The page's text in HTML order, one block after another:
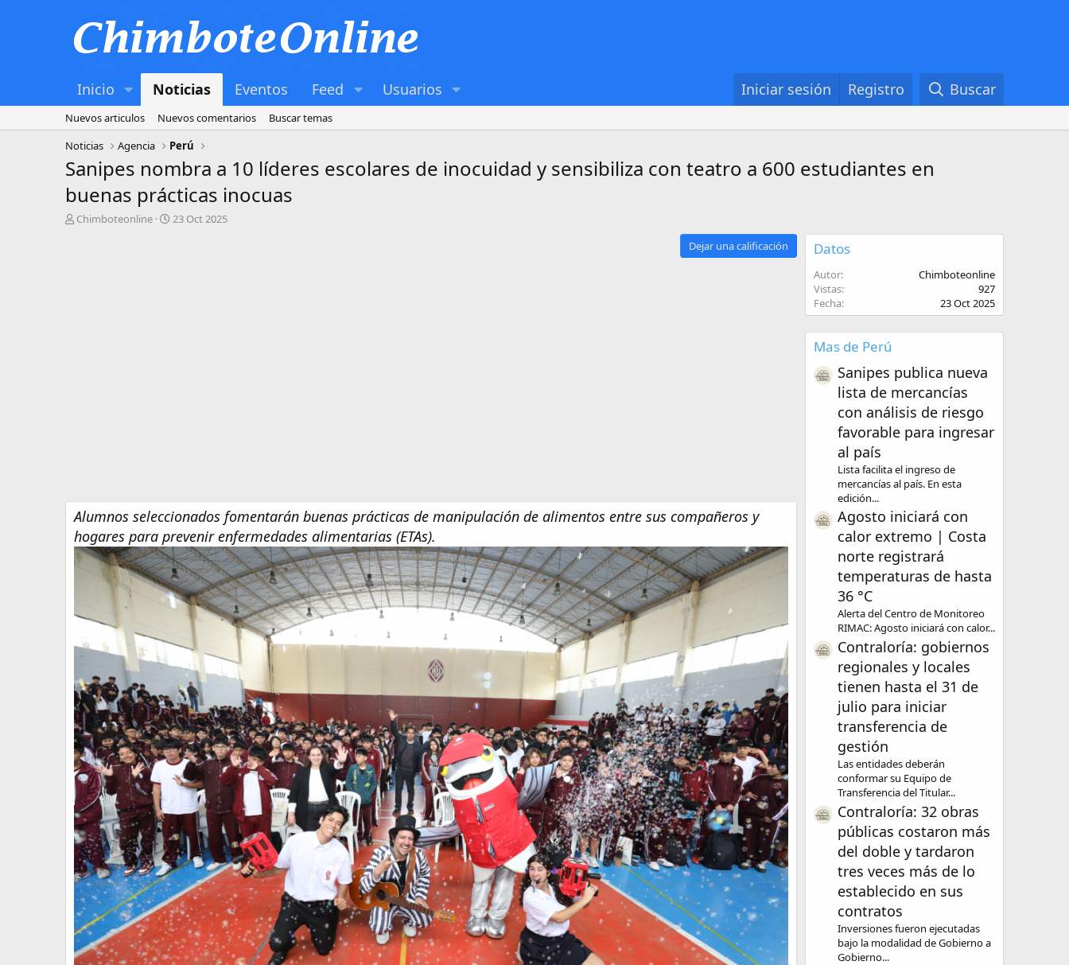
Inicio Noticias Eventos Feed Usuarios Iniciar sesión Registro Buscar
Nuevos articulos Nuevos comentarios
Buscar temas
Noticias
Agencia Perú
Sanipes nombra a 10 líderes escolares de inocuidad y sensibiliza con teatro a 600 estudiantes en
buenas prácticas inocuas
A
Chimboteonline
P
23 Oct 2025
Dejar una calificación
Alumnos seleccionados fomentarán buenas prácticas de manipulación de alimentos entre sus compañeros y
hogares para prevenir enfermedades alimentarias (ETAs).
Datos
Autor
Chimboteonline
Vistas
927
Fecha
23 Oct 2025
Mas de Perú
Sanipes publica nueva
lista de mercancías
con análisis de riesgo
favorable para ingresar
al país
Lista facilita el ingreso de
mercancías al país. En esta
edición...
Agosto iniciará con
calor extremo | Costa
norte registrará
temperaturas de hasta
36 °C
Alerta del Centro de Monitoreo
RIMAC: Agosto iniciará con calor...
Contraloría: gobiernos
regionales y locales
tienen hasta el 31 de
julio para iniciar
transferencia de
gestión
Las entidades deberán
conformar su Equipo de
Transferencia del Titular...
Contraloría: 32 obras
públicas costaron más
del doble y tardaron
tres veces más de lo
establecido en sus
contratos
Inversiones fueron ejecutadas
bajo la modalidad de Gobierno a
Gobierno...